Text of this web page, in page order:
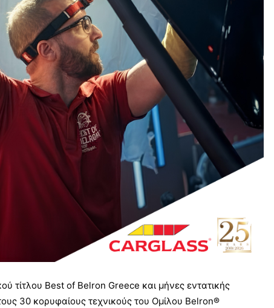
τίτλου Best of Belron Greece και μήνες εντατικής
30 κορυφαίους τεχνικούς του Ομίλου Belron®